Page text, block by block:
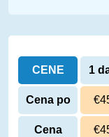
CENE 1
Cena po
danu
Cena